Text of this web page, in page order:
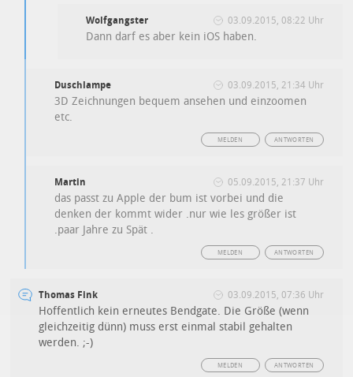
Wolfgangster 03.09.2015, 08:22 Uhr
Dann darf es aber kein iOS haben.
Duschlampe 03.09.2015, 21:34 Uhr
3D Zeichnungen bequem ansehen und einzoomen
etc.
ANTWORTEN
MELDEN
Martin 05.09.2015, 21:37 Uhr
das passt zu Apple der bum ist vorbei und die
denken der kommt wider .nur wie les größer ist
.paar Jahre zu Spät .
ANTWORTEN
MELDEN
Thomas Fink 03.09.2015, 07:36 Uhr
Hoffentlich kein erneutes Bendgate. Die Größe (wenn
gleichzeitig dünn) muss erst einmal stabil gehalten
werden. ;-)
ANTWORTEN
MELDEN